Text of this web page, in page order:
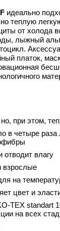
идеально
теплую
от холода
лыжный
платок,
при этом,
в четыре
влагу
взрослые
на
цвет и
TEX standart
на всех